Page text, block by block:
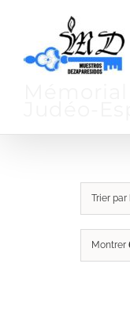
contenu
Trier par
Montrer